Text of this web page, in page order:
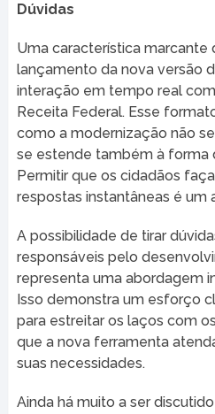
Dúvidas
Uma característica marcante
lançamento da nova versão
interação em tempo real
Receita Federal. Esse
como a modernização não
se estende também à forma
Permitir que os cidadãos
respostas instantâneas é um
A possibilidade de tirar
responsáveis pelo
representa uma abordagem
Isso demonstra um esforço
para estreitar os laços com
que a nova ferramenta
suas necessidades.
Ainda há muito a ser